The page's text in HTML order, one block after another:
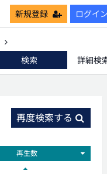
新規登録 ログイ
検索
詳細検
再度検索する
再生数